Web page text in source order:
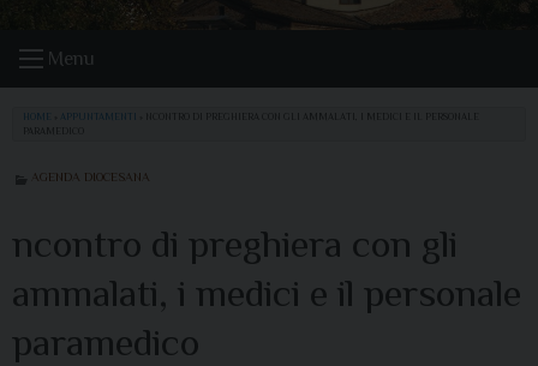
Menu
HOME APPUNTAMENTI
AGENDA DIOCESANA
ncontro di preghiera con gli
ammalati, i medici e il personale
paramedico